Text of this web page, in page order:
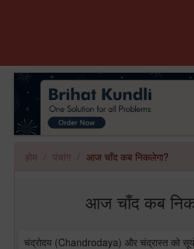
होम पंचांग आज चाँद कब निकलेगा?
आज चाँद कब
चंद्रोदय (Chandrodaya) और चंद्रास्त को